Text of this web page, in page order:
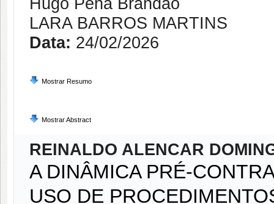
Hugo Pena Brandão
LARA BARROS MARTINS
Data: 24/02/2026
Mostrar Resumo
Mostrar Abstract
REINALDO ALENCAR
A DINÂMICA PRÉ-
USO DE